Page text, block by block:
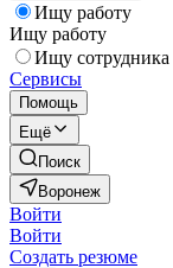
Ищу работу
Ищу работу
Ищу сотрудника
Сервисы
Помощь
Ещё
Поиск
Воронеж
Войти
Войти
Создать резюме